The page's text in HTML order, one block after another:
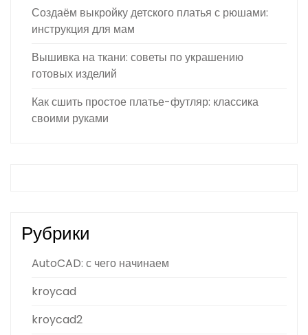
Создаём выкройку детского платья с рюшами:
инструкция для мам
Вышивка на ткани: советы по украшению
готовых изделий
Как сшить простое платье-футляр: классика
своими руками
Рубрики
AutoCAD: с чего начинаем
kroycad
kroycad2